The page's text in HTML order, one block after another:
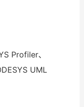
Profiler、
UML